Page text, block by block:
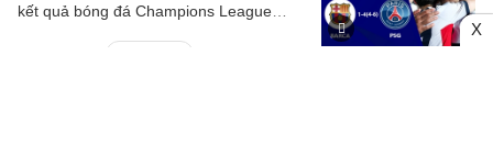
kết quả bóng đá Champions League
X